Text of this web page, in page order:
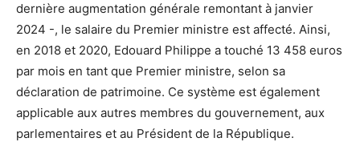
dernière augmentation générale remontant à janvier
2024 -, le salaire du Premier ministre est affecté. Ainsi,
en 2018 et 2020, Edouard Philippe a touché 13 458 euros
par mois en tant que Premier ministre, selon sa
déclaration de patrimoine. Ce système est également
applicable aux autres membres du gouvernement, aux
parlementaires et au Président de la République.